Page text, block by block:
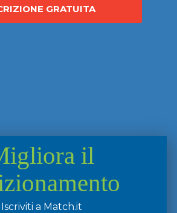
GRATUITA
il
Iscriviti a Match.it